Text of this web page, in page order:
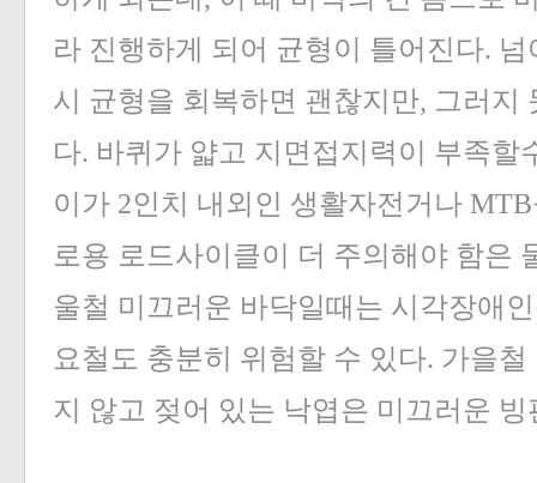
라 진행하게 되어 균형이 틀어진다.
시 균형을 회복하면 괜찮지만, 그러지
다. 바퀴가 얇고 지면접지력이 부족할
이가 2인치 내외인 생활자전거나
로용 로드사이클이 더 주의해야 함은
울철 미끄러운 바닥일때는 시각장애
요철도 충분히 위험할 수 있다. 가을
지 않고 젖어 있는 낙엽은 미끄러운